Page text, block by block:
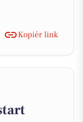
Kopiér link